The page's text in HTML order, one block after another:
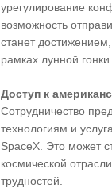
урегулирование
возможность
станет
рамках лунной гонки
Доступ к
Сотрудничество
технологиям и
SpaceX. Это может
космической
трудностей.